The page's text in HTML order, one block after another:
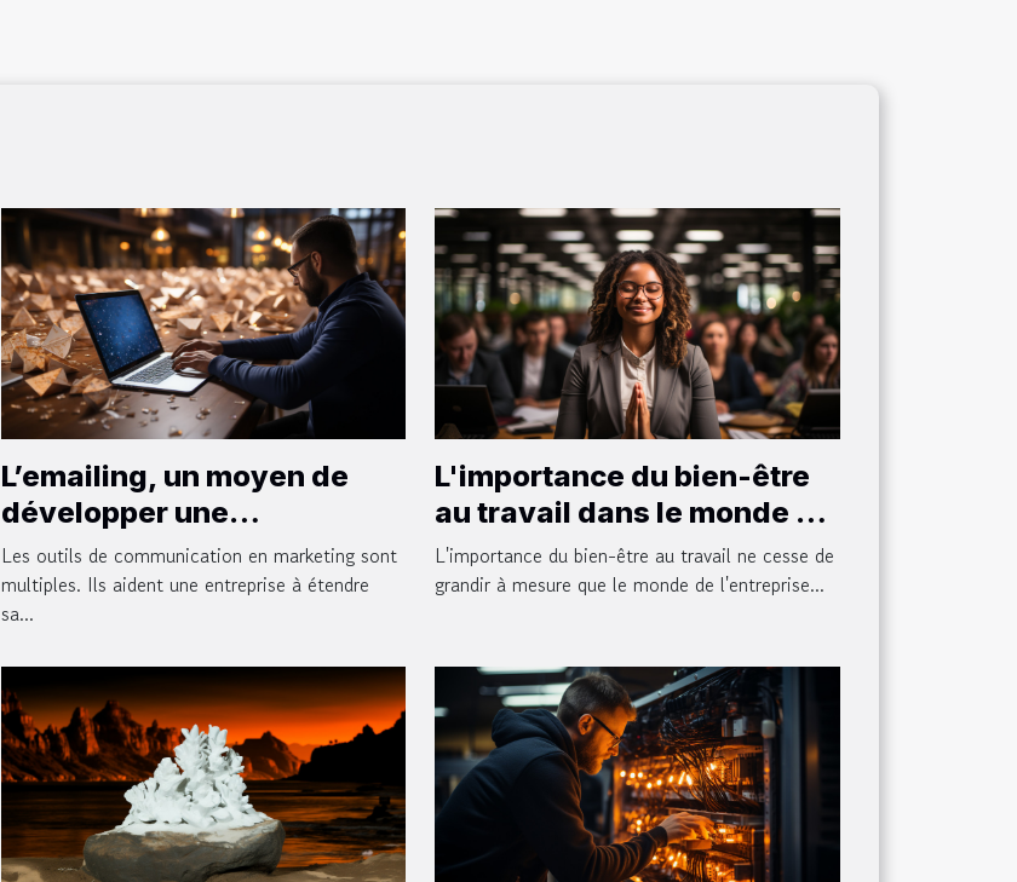
L’emailing, un moyen de
développer une
entreprise : ce qu’il faut en
comprendre, ses
avantages et astuces pour
sa réussite
Les outils de communication en marketing sont
multiples. Ils aident une entreprise à étendre
sa...
L'importance du bien-être
au travail dans le monde de
l'entreprise
L'importance du bien-être au travail ne cesse de
grandir à mesure que le monde de l'entreprise...